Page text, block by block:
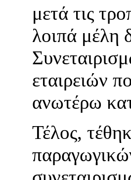
μετά τις
λοιπά μέλη
εταιρειών
ανωτέρω
Τέλος,